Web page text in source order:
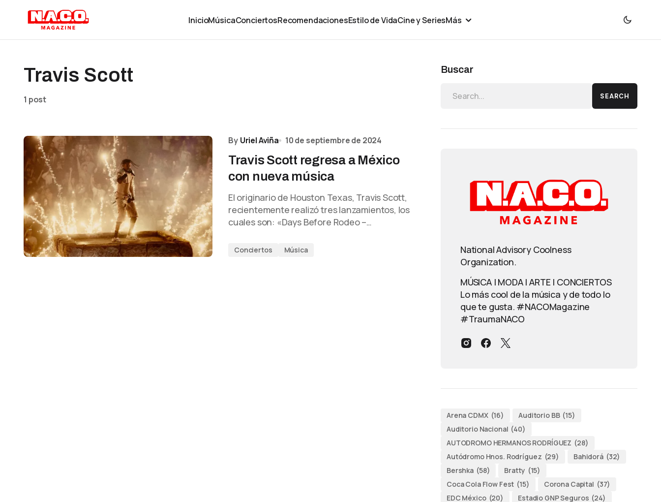
InicioMúsicaConciertosRecomendacionesEstilo de VidaCine y SeriesMás
Travis Scott
1 post
By Uriel Aviña 10 de septiembre de 2024
Travis Scott regresa a México
con nueva música
El originario de Houston Texas, Travis Scott,
recientemente realizó tres lanzamientos, los
cuales son: «Days Before Rodeo –…
Conciertos Música
Buscar
SEARCH
National Advisory Coolness
Organization.
MÚSICA | MODA | ARTE | CONCIERTOS
Lo más cool de la música y de todo lo
que te gusta. #NACOMagazine
#TraumaNACO
Arena CDMX (16) Auditorio BB (15)
Auditorio Nacional (40)
AUTODROMO HERMANOS RODRÍGUEZ (28)
Autódromo Hnos. Rodríguez (29) Bahidorá (32)
Bershka (58) Bratty (15)
Coca Cola Flow Fest (15) Corona Capital (37)
EDC México (20) Estadio GNP Seguros (24)